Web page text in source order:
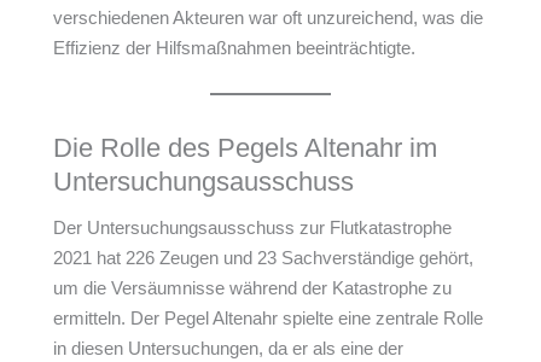
verschiedenen Akteuren war oft unzureichend, was die
Effizienz der Hilfsmaßnahmen beeinträchtigte.
Die Rolle des Pegels Altenahr im
Untersuchungsausschuss
Der Untersuchungsausschuss zur Flutkatastrophe
2021 hat 226 Zeugen und 23 Sachverständige gehört,
um die Versäumnisse während der Katastrophe zu
ermitteln. Der Pegel Altenahr spielte eine zentrale Rolle
in diesen Untersuchungen, da er als eine der